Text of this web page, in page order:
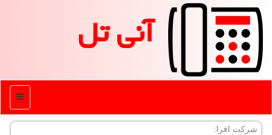
آنی تل
منو
شركت افرا: